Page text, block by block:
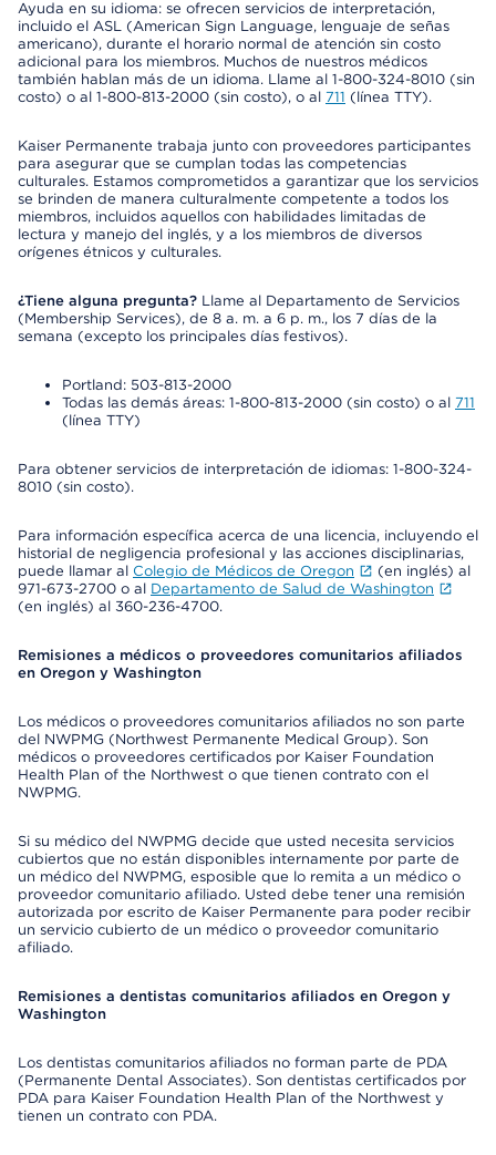
Ayuda en su idioma: se ofrecen servicios de interpretación,
incluido el ASL (American Sign Language, lenguaje de señas
americano), durante el horario normal de atención sin costo
adicional para los miembros. Muchos de nuestros médicos
también hablan más de un idioma. Llame al 1-800-324-8010 (sin
costo) o al 1-800-813-2000 (sin costo), o al 711 (línea TTY).
Kaiser Permanente trabaja junto con proveedores participantes
para asegurar que se cumplan todas las competencias
culturales. Estamos comprometidos a garantizar que los servicios
se brinden de manera culturalmente competente a todos los
miembros, incluidos aquellos con habilidades limitadas de
lectura y manejo del inglés, y a los miembros de diversos
orígenes étnicos y culturales.
¿Tiene alguna pregunta? Llame al Departamento de Servicios
(Membership Services), de 8 a. m. a 6 p. m., los 7 días de la
semana (excepto los principales días festivos).
Portland: 503-813-2000
Todas las demás áreas: 1-800-813-2000 (sin costo) o al 711
(línea TTY)
Para obtener servicios de interpretación de idiomas: 1-800-324-
8010 (sin costo).
Para información específica acerca de una licencia, incluyendo el
historial de negligencia profesional y las acciones disciplinarias,
puede llamar al Colegio de Médicos de Oregon
(en inglés) al
971-673-2700 o al Departamento de Salud de Washington
(en inglés) al 360-236-4700.
Remisiones a médicos o proveedores comunitarios afiliados
en Oregon y Washington
Los médicos o proveedores comunitarios afiliados no son parte
del NWPMG (Northwest Permanente Medical Group). Son
médicos o proveedores certificados por Kaiser Foundation
Health Plan of the Northwest o que tienen contrato con el
NWPMG.
Si su médico del NWPMG decide que usted necesita servicios
cubiertos que no están disponibles internamente por parte de
un médico del NWPMG, esposible que lo remita a un médico o
proveedor comunitario afiliado. Usted debe tener una remisión
autorizada por escrito de Kaiser Permanente para poder recibir
un servicio cubierto de un médico o proveedor comunitario
afiliado.
Remisiones a dentistas comunitarios afiliados en Oregon y
Washington
Los dentistas comunitarios afiliados no forman parte de PDA
(Permanente Dental Associates). Son dentistas certificados por
PDA para Kaiser Foundation Health Plan of the Northwest y
tienen un contrato con PDA.